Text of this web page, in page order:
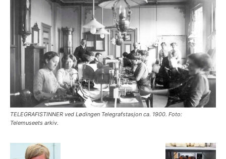
TELEGRAFISTINNER ved Lødingen Telegrafstasjon ca. 1900. Foto:
Telemuseets arkiv.